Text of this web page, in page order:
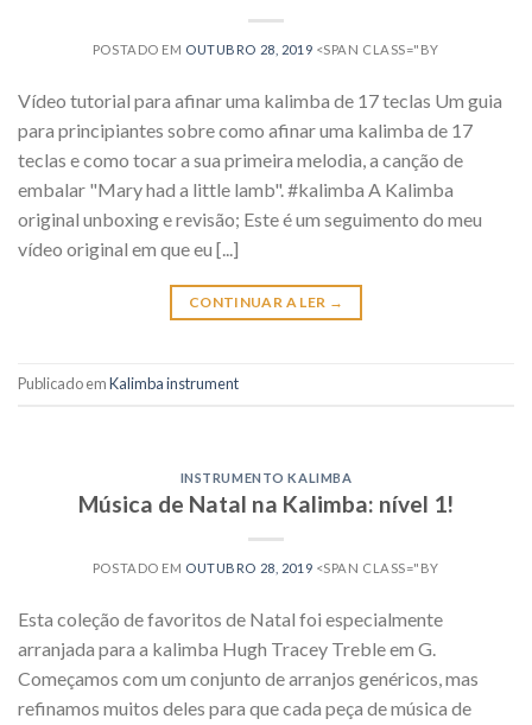
POSTADO EM OUTUBRO 28, 2019 <SPAN CLASS="BY
Vídeo tutorial para afinar uma kalimba de 17 teclas Um guia
para principiantes sobre como afinar uma kalimba de 17
teclas e como tocar a sua primeira melodia, a canção de
embalar "Mary had a little lamb". #kalimba A Kalimba
original unboxing e revisão; Este é um seguimento do meu
vídeo original em que eu [...]
CONTINUAR A LER →
Publicado emKalimba instrument
INSTRUMENTO KALIMBA
Música de Natal na Kalimba: nível 1!
POSTADO EM OUTUBRO 28, 2019 <SPAN CLASS="BY
Esta coleção de favoritos de Natal foi especialmente
arranjada para a kalimba Hugh Tracey Treble em G.
Começamos com um conjunto de arranjos genéricos, mas
refinamos muitos deles para que cada peça de música de